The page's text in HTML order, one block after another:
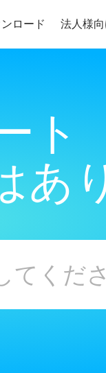
ロード 法人様
ト
あ